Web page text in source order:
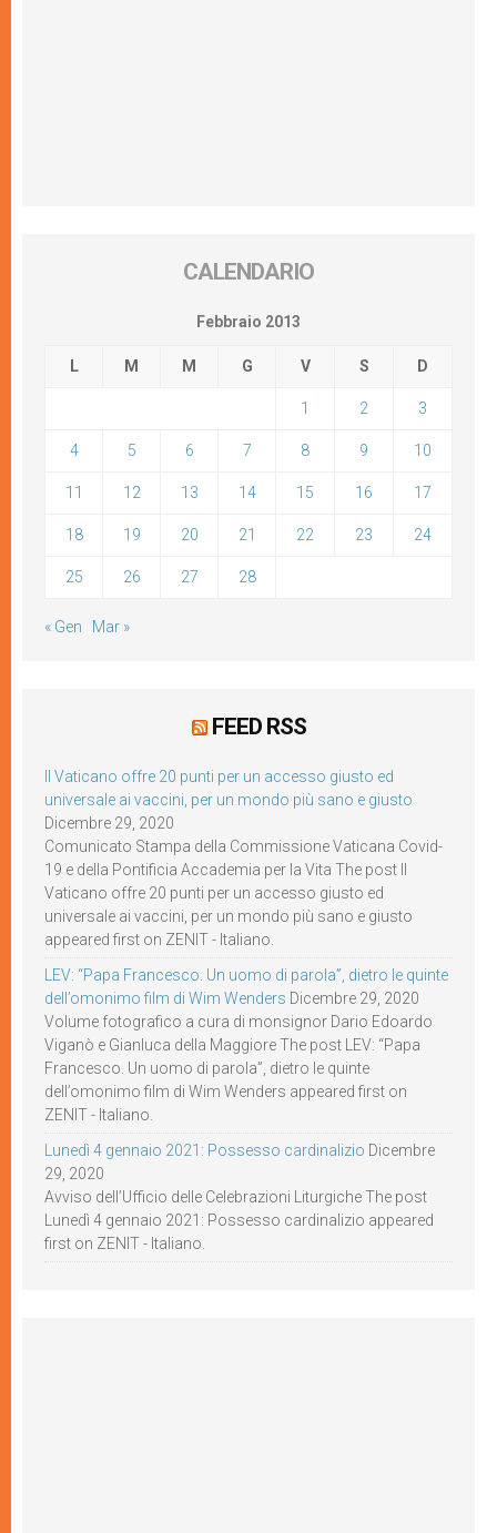
CALENDARIO
Febbraio 2013
L M M G V S D
1 2 3
4 5 6 7 8 9 10
11 12 13 14 15 16 17
18 19 20 21 22 23 24
25 26 27 28
« Gen Mar »
FEED RSS
Il Vaticano offre 20 punti per un accesso giusto ed
universale ai vaccini, per un mondo più sano e giusto
Dicembre 29, 2020
Comunicato Stampa della Commissione Vaticana Covid-
19 e della Pontificia Accademia per la Vita The post Il
Vaticano offre 20 punti per un accesso giusto ed
universale ai vaccini, per un mondo più sano e giusto
appeared first on ZENIT - Italiano.
LEV: “Papa Francesco. Un uomo di parola”, dietro le quinte
dell’omonimo film di Wim Wenders Dicembre 29, 2020
Volume fotografico a cura di monsignor Dario Edoardo
Viganò e Gianluca della Maggiore The post LEV: “Papa
Francesco. Un uomo di parola”, dietro le quinte
dell’omonimo film di Wim Wenders appeared first on
ZENIT - Italiano.
Lunedì 4 gennaio 2021: Possesso cardinalizio Dicembre
29, 2020
Avviso dell’Ufficio delle Celebrazioni Liturgiche The post
Lunedì 4 gennaio 2021: Possesso cardinalizio appeared
first on ZENIT - Italiano.